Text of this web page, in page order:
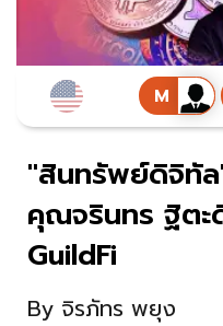
"สินทรัพย์ดิจิทั
คุณจรินทร ฐิตะ
GuildFi
By จิรภัทร พยุง